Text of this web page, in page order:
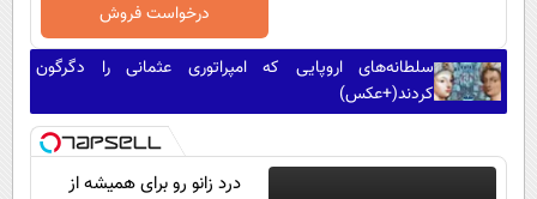
درخواست فروش
سلطانه‌های اروپایی که امپراتوری عثمانی را دگرگون
کردند(+عکس)
درد زانو رو برای همیشه از